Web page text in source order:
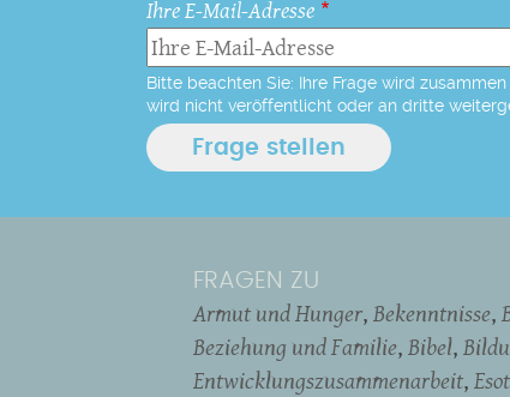
Ihre E-Mail-Adresse
Bitte beachten Sie: Ihre Frage wird
wird nicht veröffentlicht oder an dritte
FRAGEN ZU
Armut und Hunger Bekenntnisse
Beziehung und Familie Bibel
Entwicklungszusammenarbeit